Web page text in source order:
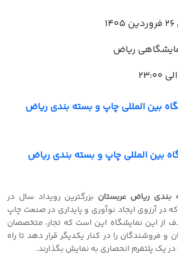
ریاض
بین المللی چاپ و بسته بندی ریاض
بین المللی چاپ و بسته بندی ریاض
بندی ریاض عربستان بزرگترین رویداد سال در
آرزوی ایجاد نوآوری و پایداری در صنعت چاپ
این نمایشگاه این است که تجار، متخصصان
فروشندگان را در کنار یکدیگر قرار دهد تا راه
یک پلتفرم انحصاری به نمایش بگذارند.